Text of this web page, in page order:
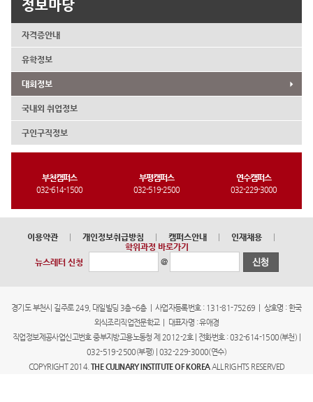
정보마당
자격증안내
유학정보
대회정보
국내외 취업정보
구인구직정보
부천캠퍼스
032-614-1500
부평캠퍼스
032-519-2500
연수캠퍼스
032-229-3000
이용약관 개인정보취급방침 캠퍼스안내 인재채용
학위과정 바로가기
뉴스레터 신청
@
경기도 부천시 길주로 249, 대일빌딩 3층~6층 | 사업자등록번호 : 131-81-75269 | 상호명 : 한국
외식조리직업전문학교 | 대표자명 : 유애경
직업정보제공사업신고번호 중부지방고용노동청 제 2012-2호 | 전화번호 : 032-614-1500(부천) |
032-519-2500(부평) | 032-229-3000(연수)
COPYRIGHT 2014. THE CULINARY INSTITUTE OF KOREAALL RIGHTS RESERVED